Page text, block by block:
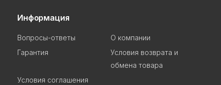
Информация
Вопросы-ответы
О компании
Гарантия
Условия возврата и
обмена товара
Условия соглашения